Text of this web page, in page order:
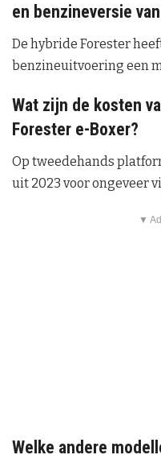
en benzineversie
De hybride Forester
benzineuitvoering een
Wat zijn de kosten
Forester e-Boxer?
Op tweedehands
uit 2023 voor ongeveer
▼
Welke andere